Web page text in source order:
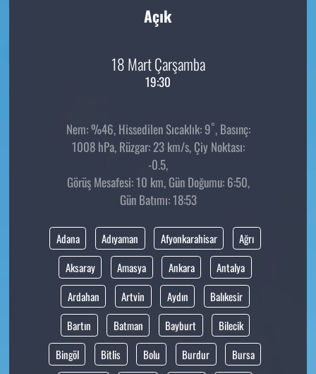
Açık
18 Mart Çarşamba
19:30
Nem: %46, Hissedilen Sıcaklık: 9°, Basınç:
1008 hPa, Rüzgar: 23 km/s, Çiy Noktası:
-0.5,
Görüş Mesafesi: 10 km, Gün Doğumu: 6:50,
Gün Batımı: 18:53
Adana Adıyaman Afyonkarahisar
Ağrı
Aksaray
Amasya Ankara
Antalya
Ardahan
Artvin Aydın
Balıkesir
Bartın
Batman Bayburt
Bilecik
Bingöl
Bitlis Bolu Burdur
Bursa